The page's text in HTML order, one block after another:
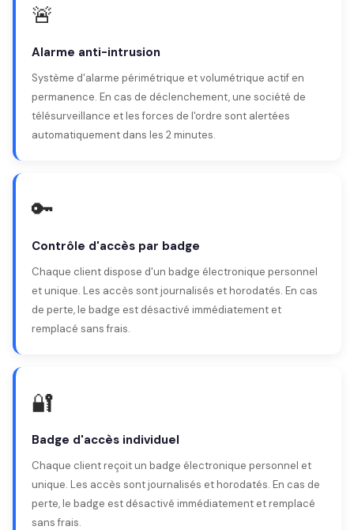
🚨
Alarme anti-intrusion
Système d'alarme périmétrique et volumétrique actif en
permanence. En cas de déclenchement, une société de
télésurveillance et les forces de l'ordre sont alertées
automatiquement dans les 2 minutes.
🔑
Contrôle d'accès par badge
Chaque client dispose d'un badge électronique personnel
et unique. Les accès sont journalisés et horodatés. En cas
de perte, le badge est désactivé immédiatement et
remplacé sans frais.
🔐
Badge d'accès individuel
Chaque client reçoit un badge électronique personnel et
unique. Les accès sont journalisés et horodatés. En cas de
perte, le badge est désactivé immédiatement et remplacé
sans frais.